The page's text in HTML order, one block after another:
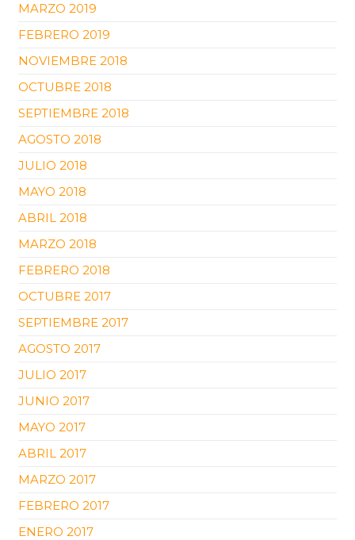
MARZO 2019
FEBRERO 2019
NOVIEMBRE 2018
OCTUBRE 2018
SEPTIEMBRE 2018
AGOSTO 2018
JULIO 2018
MAYO 2018
ABRIL 2018
MARZO 2018
FEBRERO 2018
OCTUBRE 2017
SEPTIEMBRE 2017
AGOSTO 2017
JULIO 2017
JUNIO 2017
MAYO 2017
ABRIL 2017
MARZO 2017
FEBRERO 2017
ENERO 2017